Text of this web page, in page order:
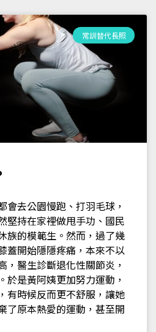
常訓替代長照
會去公園慢跑、打羽毛球，
堅持在家裡做甩手功、國民
族的模範生。然而，過了幾
蓋開始隱隱疼痛，本來不以
，醫生診斷退化性關節炎，
於是黃阿姨更加努力運動，
有時候反而更不舒服，讓她
了原本熱愛的運動，甚至開